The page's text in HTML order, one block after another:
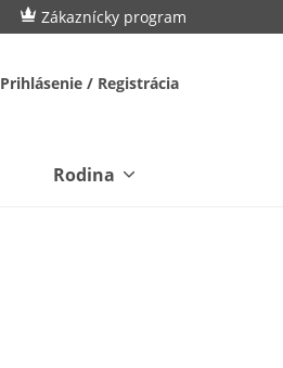
Zákaznícky program
Prihlásenie / Registrácia
Rodina